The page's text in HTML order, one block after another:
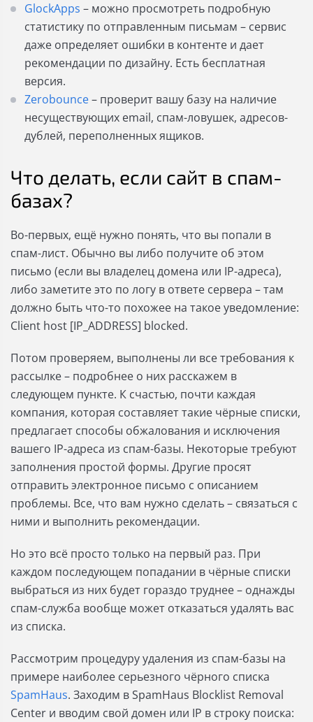
GlockApps – можно просмотреть подробную
статистику по отправленным письмам – сервис
даже определяет ошибки в контенте и дает
рекомендации по дизайну. Есть бесплатная
версия.
Zerobounce– проверит вашу базу на наличие
несуществующих email, спам-ловушек, адресов-
дублей, переполненных ящиков.
Что делать, если сайт в спам-
базах?
Во-первых, ещё нужно понять, что вы попали в
спам-лист. Обычно вы либо получите об этом
письмо (если вы владелец домена или IP-адреса),
либо заметите это по логу в ответе сервера – там
должно быть что-то похожее на такое уведомление:
Client host [IP_ADDRESS] blocked.
Потом проверяем, выполнены ли все требования к
рассылке – подробнее о них расскажем в
следующем пункте. К счастью, почти каждая
компания, которая составляет такие чёрные списки,
предлагает способы обжалования и исключения
вашего IP-адреса из спам-базы. Некоторые требуют
заполнения простой формы. Другие просят
отправить электронное письмо с описанием
проблемы. Все, что вам нужно сделать – связаться с
ними и выполнить рекомендации.
Но это всё просто только на первый раз. При
каждом последующем попадании в чёрные списки
выбраться из них будет гораздо труднее – однажды
спам-служба вообще может отказаться удалять вас
из списка.
Рассмотрим процедуру удаления из спам-базы на
примере наиболее серьезного чёрного списка
SpamHaus. Заходим в SpamHaus Blocklist Removal
Center и вводим свой домен или IP в строку поиска: